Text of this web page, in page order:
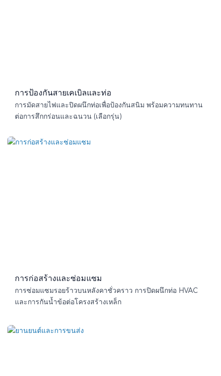
การป้องกันสายเคเบิลและท่อ
การมัดสายไฟและปิดผนึกท่อเพื่อป้องกันสนิม พร้อมความทนทาน
ต่อการสึกกร่อนและฉนวน (เลือกรุ่น)
การก่อสร้างและซ่อมแซม
การซ่อมแซมรอยร้าวบนหลังคาชั่วคราว การปิดผนึกท่อ HVAC
และการกันน้ำข้อต่อโครงสร้างเหล็ก